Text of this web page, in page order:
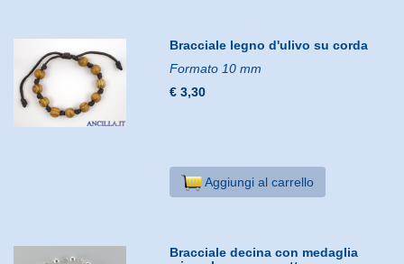
Bracciale legno d'ulivo su corda
Formato 10 mm
€ 3,30
Aggiungi al carrello
Bracciale decina con medaglia